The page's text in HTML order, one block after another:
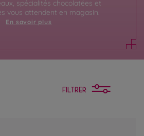
spécialités chocolatées et
vous attendent en magasin.
En savoir plus
FILTRER